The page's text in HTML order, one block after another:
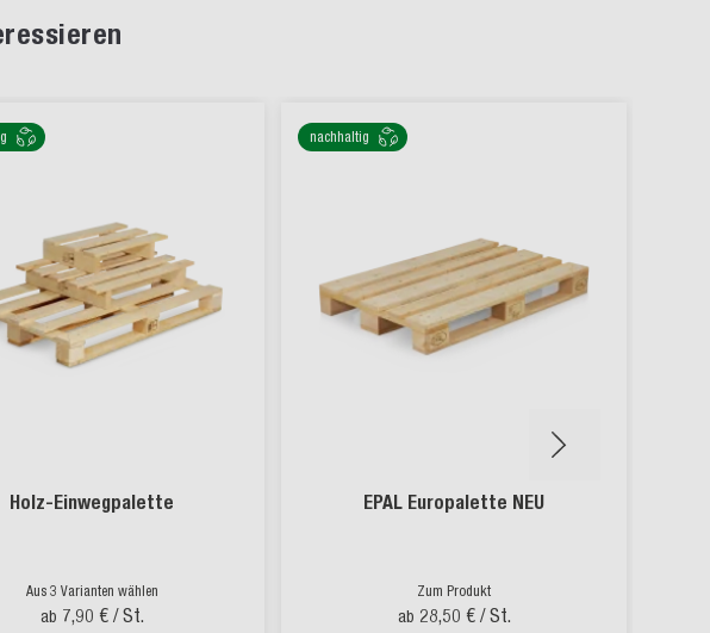
Holz-Einwegpalette
Aus 3 Varianten wählen
ab 7,90 € / St.
nachhaltig
EPAL Europalette NEU
Zum Produkt
ab 28,50 € / St.